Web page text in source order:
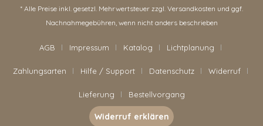
* Alle Preise inkl. gesetzl. Mehrwertsteuer zzgl. Versandkosten und ggf.
Nachnahmegebühren, wenn nicht anders beschrieben
AGB Impressum Katalog Lichtplanung
Zahlungsarten Hilfe / Support Datenschutz Widerruf
Lieferung Bestellvorgang
Widerruf erklären